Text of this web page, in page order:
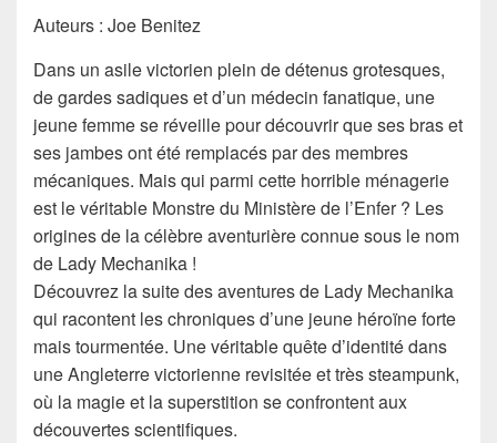
Auteurs : Joe Benitez
Dans un asile victorien plein de détenus grotesques,
de gardes sadiques et d’un médecin fanatique, une
jeune femme se réveille pour découvrir que ses bras et
ses jambes ont été remplacés par des membres
mécaniques. Mais qui parmi cette horrible ménagerie
est le véritable Monstre du Ministère de l’Enfer ? Les
origines de la célèbre aventurière connue sous le nom
de Lady Mechanika !
Découvrez la suite des aventures de Lady Mechanika
qui racontent les chroniques d’une jeune héroïne forte
mais tourmentée. Une véritable quête d’identité dans
une Angleterre victorienne revisitée et très steampunk,
où la magie et la superstition se confrontent aux
découvertes scientifiques.